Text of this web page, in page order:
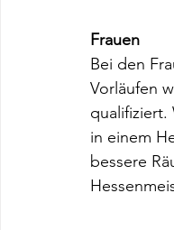
Frauen
Bei den
Vorläufen
qualifiziert.
in einem
bessere